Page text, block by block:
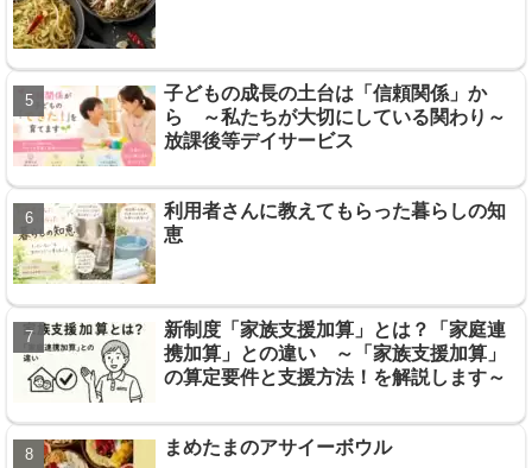
子どもの成長の土台は「信頼関係」か
ら ～私たちが大切にしている関わり～
放課後等デイサービス
利用者さんに教えてもらった暮らしの知
恵
新制度「家族支援加算」とは？「家庭連
携加算」との違い ～「家族支援加算」
の算定要件と支援方法！を解説します～
まめたまのアサイーボウル